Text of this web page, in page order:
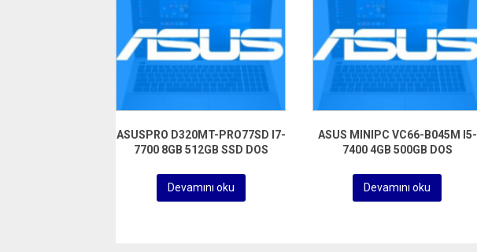
ASUSPRO D320MT-PRO77SD I7-
7700 8GB 512GB SSD DOS
Devamını oku
ASUS MINIPC VC66-B045M I5-
7400 4GB 500GB DOS
Devamını oku